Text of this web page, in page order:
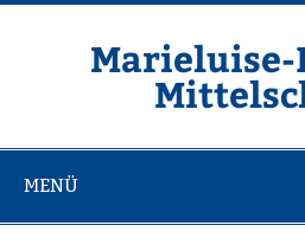
Zum
MENÜ